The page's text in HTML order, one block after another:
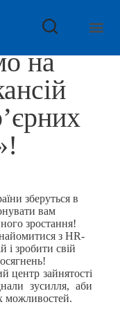
на
зберуться в
вам
зростання!
з HR-
і зробити свій
центр зайнятості
зусилля, аби
можливостей.